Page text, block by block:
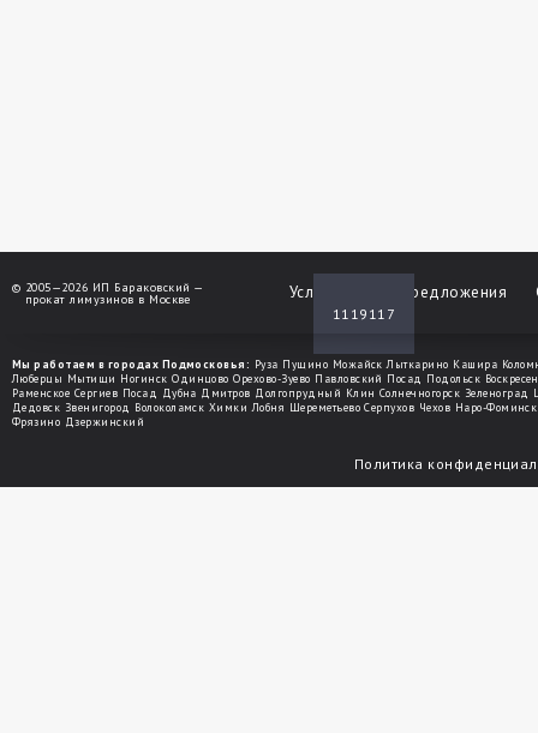
Услуги Спецпредложения
1119117
© 2005—2026 ИП Бараковский —
прокат лимузинов в Москве
Мы работаем в городах Подмосковья: Руза Пущино Можайск Лыткарино Кашира
Люберцы Мытищи Ногинск Одинцово Орехово-Зуево Павловский Посад Подольск
Раменское Сергиев Посад Дубна Дмитров Долгопрудный Клин Солнечногорск Зеленоград
Дедовск Звенигород Волоколамск Химки Лобня Шереметьево Серпухов Чехов Наро-Фоминск
Фрязино Дзержинский
Политика